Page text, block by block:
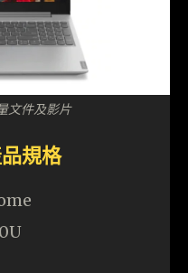
文件及影片
規格